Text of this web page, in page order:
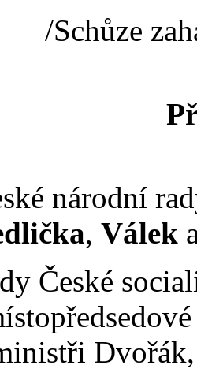
/Schůze
národní
, Válek
České